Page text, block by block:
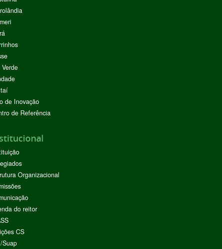
de Inovação
de Referência
Organizacional
do reitor
CS
Suap